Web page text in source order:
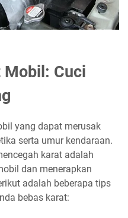
Mobil: Cuci
yang dapat merusak
serta umur kendaraan.
karat adalah
dan menerapkan
adalah beberapa tips
bebas karat: